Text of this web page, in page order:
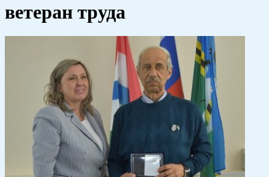
ветеран труда